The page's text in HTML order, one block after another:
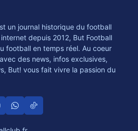
un journal historique du football
depuis 2012, But Football
football en temps réel. Au coeur
des news, infos exclusives,
But! vous fait vivre la passion du